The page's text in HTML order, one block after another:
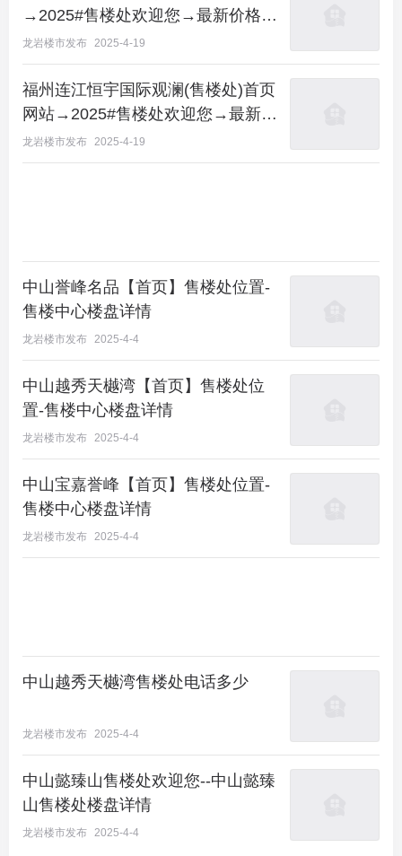
话，一对一专属置业顾问会为您详细介绍楼盘。
欢迎来电咨询楼盘、看房请提前预约，电话预约看房
享受专属内部优惠折上折，享有惊喜家电赠送
售楼处直销，不会收取任何费用，请提前一小时预约
看房，预约享额外售楼处专属内部团购优惠
→2025#售楼处欢迎您→最新价格详
情→项目0591预约电话
龙岩楼市发布 2025-4-19
福州连江恒宇国际观澜(售楼处)首页
网站→2025#售楼处欢迎您→最新价
格详情→项目0591预约电话
龙岩楼市发布 2025-4-19
中山誉峰名品【首页】售楼处位置-
售楼中心楼盘详情
龙岩楼市发布 2025-4-4
中山越秀天樾湾【首页】售楼处位
置-售楼中心楼盘详情
龙岩楼市发布 2025-4-4
中山宝嘉誉峰【首页】售楼处位置-
售楼中心楼盘详情
龙岩楼市发布 2025-4-4
中山越秀天樾湾售楼处电话多少
龙岩楼市发布 2025-4-4
中山懿臻山售楼处欢迎您--中山懿臻
山售楼处楼盘详情
龙岩楼市发布 2025-4-4